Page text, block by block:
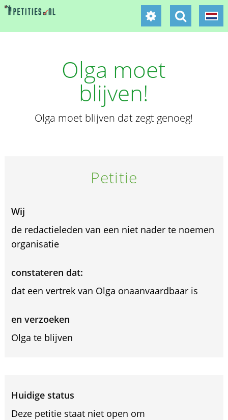
Olga moet
blijven!
Olga moet blijven dat zegt genoeg!
Petitie
Wij
de redactieleden van een niet nader te noemen
organisatie
constateren dat:
dat een vertrek van Olga onaanvaardbaar is
en verzoeken
Olga te blijven
Huidige status
Deze petitie staat niet open om